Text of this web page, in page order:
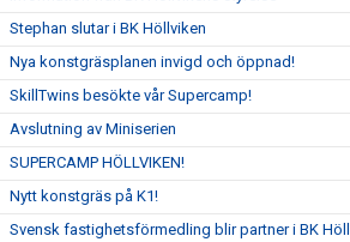
Stephan slutar i BK Höllviken
Nya konstgräsplanen invigd och öppnad!
SkillTwins besökte vår Supercamp!
Avslutning av Miniserien
SUPERCAMP HÖLLVIKEN!
Nytt konstgräs på K1!
Svensk fastighetsförmedling blir partner i BK